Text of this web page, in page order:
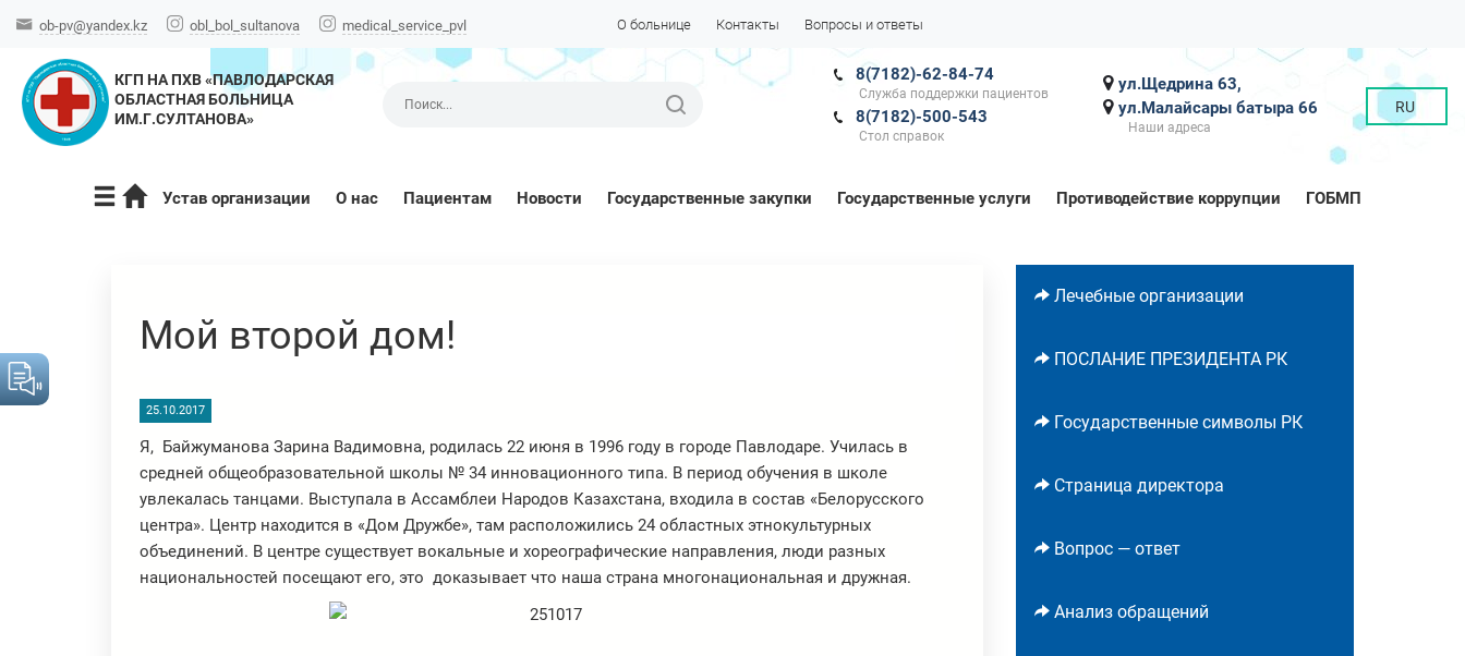
ob-pv@yandex.kz obl_bol_sultanova medical_service_pvl О больнице Контакты Вопросы и ответы
КГП НА ПХВ «ПАВЛОДАРСКАЯ
ОБЛАСТНАЯ БОЛЬНИЦА
ИМ.Г.СУЛТАНОВА»
RU
ул.Щедрина 63,
ул.Малайсары батыра 66
Наши адреса
8(7182)-62-84-74
Служба поддержки пациентов
8(7182)-500-543
Стол справок
Устав организации О нас Пациентам Новости Государственные закупки Государственные услуги Противодействие коррупции ГОБМП
Мой второй дом!
25.10.2017
Я, Байжуманова Зарина Вадимовна, родилась 22 июня в 1996 году в городе Павлодаре. Училась в
средней общеобразовательной школы № 34 инновационного типа. В период обучения в школе
увлекалась танцами. Выступала в Ассамблеи Народов Казахстана, входила в состав «Белорусского
центра». Центр находится в «Дом Дружбе», там расположились 24 областных этнокультурных
объединений. В центре существует вокальные и хореографические направления, люди разных
национальностей посещают его, это доказывает что наша страна многонациональная и дружная.
Лечебные организации
ПОСЛАНИЕ ПРЕЗИДЕНТА РК
Государственные символы РК
Страница директора
Вопрос — ответ
Анализ обращений